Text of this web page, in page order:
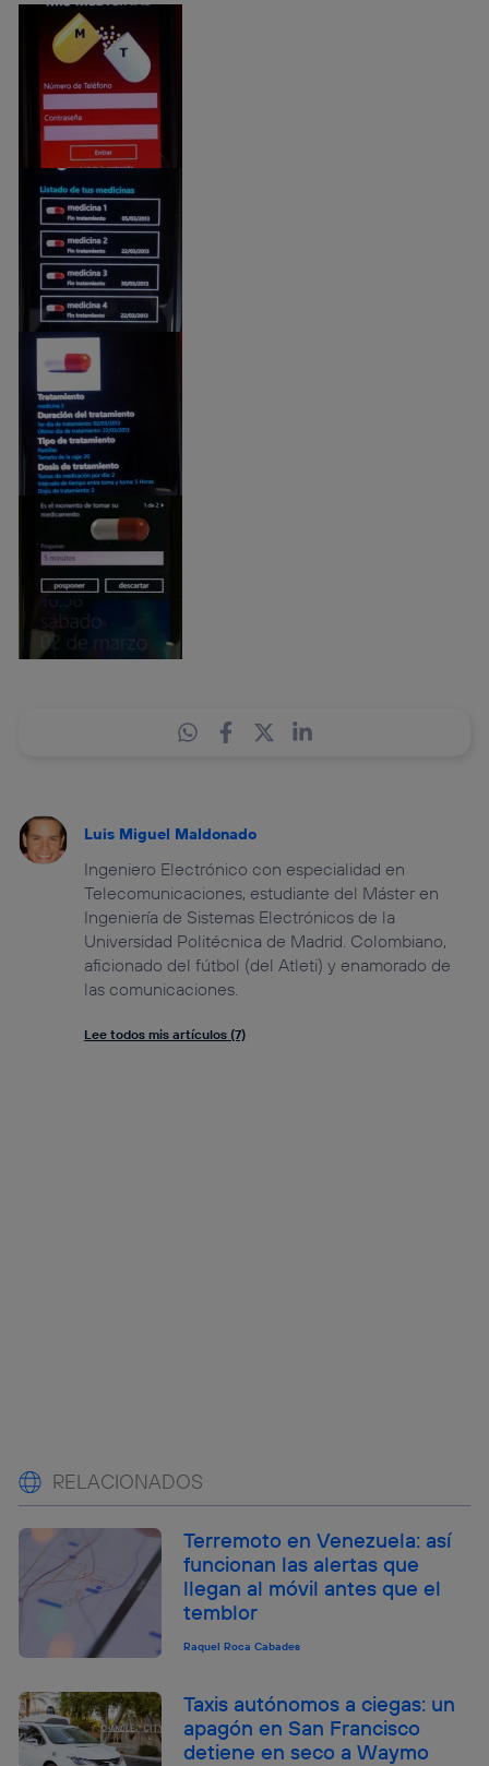
Luis Miguel Maldonado
Ingeniero Electrónico con especialidad en
Telecomunicaciones, estudiante del Máster en
Ingeniería de Sistemas Electrónicos de la
Universidad Politécnica de Madrid. Colombiano,
aficionado del fútbol (del Atleti) y enamorado de
las comunicaciones.
Lee todos mis artículos (7)
RELACIONADOS
Terremoto en Venezuela: así
funcionan las alertas que
llegan al móvil antes que el
temblor
Raquel Roca Cabades
Taxis autónomos a ciegas: un
apagón en San Francisco
detiene en seco a Waymo